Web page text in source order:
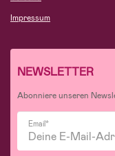
Impressum
NEWSLETTER
Abonniere unseren
Email*